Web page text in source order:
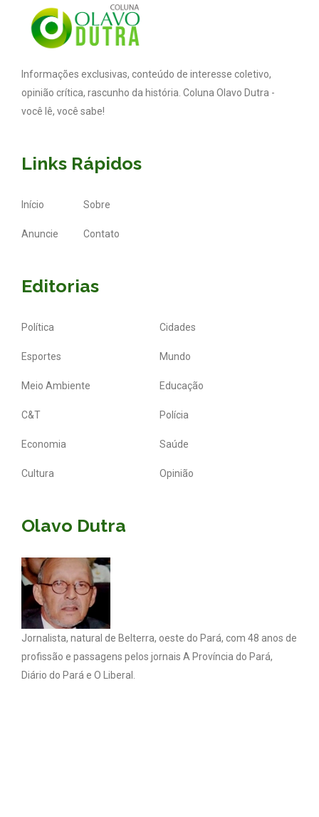
Informações exclusivas, conteúdo de interesse coletivo,
opinião crítica, rascunho da história. Coluna Olavo Dutra -
você lê, você sabe!
Links Rápidos
Início Sobre
Anuncie Contato
Editorias
Política Cidades
Esportes Mundo
Meio Ambiente Educação
C&T Polícia
Economia Saúde
Cultura Opinião
Olavo Dutra
Jornalista, natural de Belterra, oeste do Pará, com 48 anos de
profissão e passagens pelos jornais A Província do Pará,
Diário do Pará e O Liberal.